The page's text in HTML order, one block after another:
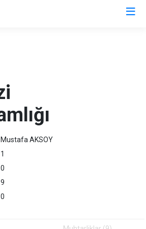
Sarıcakaya
Seyitgazi
Sivrihisar
Mustafa AKSOY
1
0
9
0